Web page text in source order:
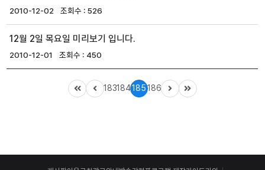
2010-12-02 526
12월 2일 목요일 미리보기 입니다.
2010-12-01 450
183184185 186